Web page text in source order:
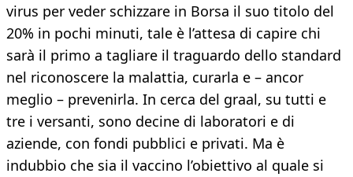
virus per veder schizzare in Borsa il suo titolo del
20% in pochi minuti, tale è l’attesa di capire chi
sarà il primo a tagliare il traguardo dello standard
nel riconoscere la malattia, curarla e – ancor
meglio – prevenirla. In cerca del graal, su tutti e
tre i versanti, sono decine di laboratori e di
aziende, con fondi pubblici e privati. Ma è
indubbio che sia il vaccino l’obiettivo al quale si